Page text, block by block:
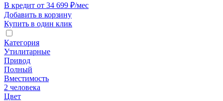
В кредит от 34 699 ₽/мес
Добавить в корзину
Купить в один клик
Категория
Утилитарные
Привод
Полный
Вместимость
2 человека
Цвет